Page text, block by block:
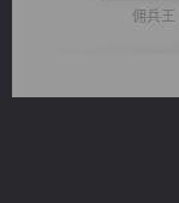
佣兵王